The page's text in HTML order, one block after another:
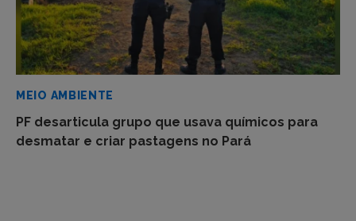
MEIO AMBIENTE
PF desarticula grupo que usava químicos para
desmatar e criar pastagens no Pará